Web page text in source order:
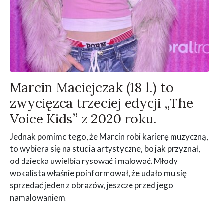
Marcin Maciejczak (18 l.) to
zwycięzca trzeciej edycji „The
Voice Kids” z 2020 roku.
Jednak pomimo tego, że Marcin robi karierę muzyczną,
to wybiera się na studia artystyczne, bo jak przyznał,
od dziecka uwielbia rysować i malować. Młody
wokalista właśnie poinformował, że udało mu się
sprzedać jeden z obrazów, jeszcze przed jego
namalowaniem.